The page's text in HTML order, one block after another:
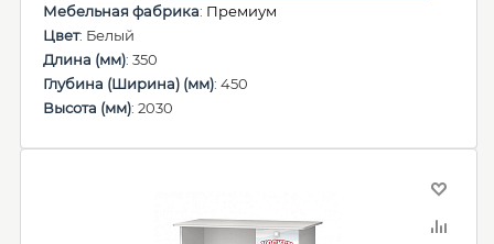
Мебельная фабрика: Премиум
Цвет: Белый
Длина (мм): 350
Глубина (Ширина) (мм): 450
Высота (мм): 2030